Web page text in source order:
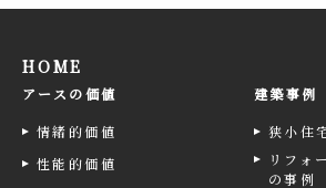
HOME
アースの価値
情緒的価値
性能的価値
建築事例
狭小住
リフォ
の事例